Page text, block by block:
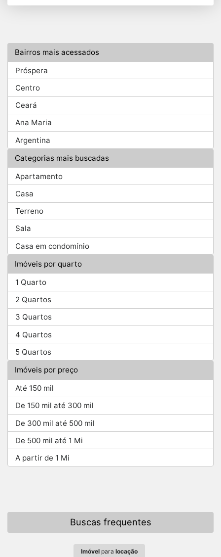
Bairros mais acessados
Próspera
Centro
Ceará
Ana Maria
Argentina
Categorias mais buscadas
Apartamento
Casa
Terreno
Sala
Casa em condomínio
Imóveis por quarto
1 Quarto
2 Quartos
3 Quartos
4 Quartos
5 Quartos
Imóveis por preço
Até 150 mil
De 150 mil até 300 mil
De 300 mil até 500 mil
De 500 mil até 1 Mi
A partir de 1 Mi
Buscas frequentes
Imóvel para locação